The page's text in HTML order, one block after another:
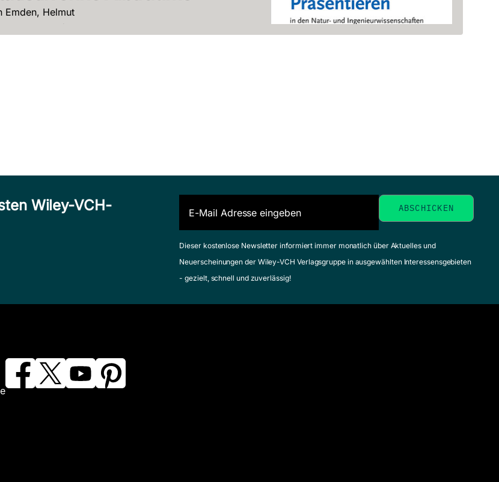
Emden, Helmut
2014, Softcover
Präsentieren
Feuerbacher, Berndt
Juni 2013, Softcover
Zum Angebot
Wiley-VCH-
Dieser kostenlose Newsletter informiert immer monatlich über Aktuelles und
Neuerscheinungen der Wiley-VCH Verlagsgruppe in ausgewählten Interessensgebieten
- gezielt, schnell und zuverlässig!